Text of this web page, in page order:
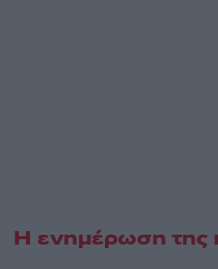
Η ενημέρωση της